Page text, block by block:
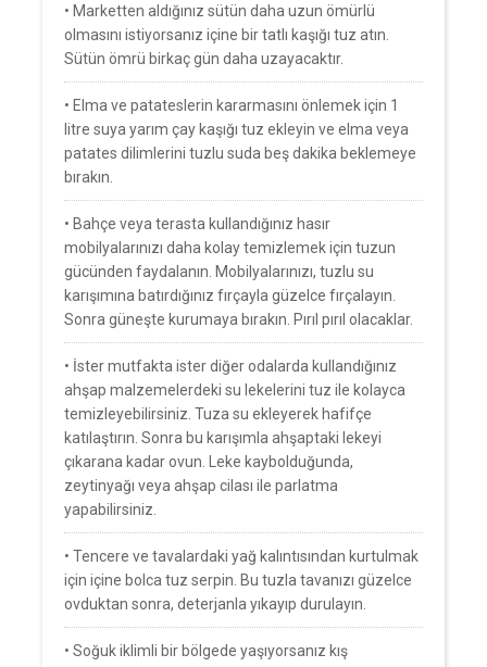
• Marketten aldığınız sütün daha uzun ömürlü
olmasını istiyorsanız içine bir tatlı kaşığı tuz atın.
Sütün ömrü birkaç gün daha uzayacaktır.
• Elma ve patateslerin kararmasını önlemek için 1
litre suya yarım çay kaşığı tuz ekleyin ve elma veya
patates dilimlerini tuzlu suda beş dakika beklemeye
bırakın.
• Bahçe veya terasta kullandığınız hasır
mobilyalarınızı daha kolay temizlemek için tuzun
gücünden faydalanın. Mobilyalarınızı, tuzlu su
karışımına batırdığınız fırçayla güzelce fırçalayın.
Sonra güneşte kurumaya bırakın. Pırıl pırıl olacaklar.
• İster mutfakta ister diğer odalarda kullandığınız
ahşap malzemelerdeki su lekelerini tuz ile kolayca
temizleyebilirsiniz. Tuza su ekleyerek hafifçe
katılaştırın. Sonra bu karışımla ahşaptaki lekeyi
çıkarana kadar ovun. Leke kaybolduğunda,
zeytinyağı veya ahşap cilası ile parlatma
yapabilirsiniz.
• Tencere ve tavalardaki yağ kalıntısından kurtulmak
için içine bolca tuz serpin. Bu tuzla tavanızı güzelce
ovduktan sonra, deterjanla yıkayıp durulayın.
• Soğuk iklimli bir bölgede yaşıyorsanız kış